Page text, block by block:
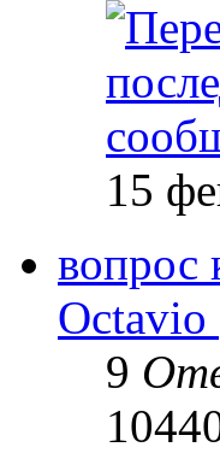
15
вопрос
Octavio
9